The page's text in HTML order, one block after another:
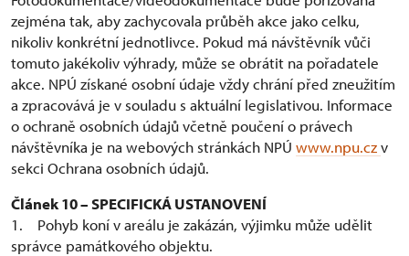
zejména tak, aby zachycovala průběh akce jako celku,
nikoliv konkrétní jednotlivce. Pokud má návštěvník vůči
tomuto jakékoliv výhrady, může se obrátit na pořadatele
akce. NPÚ získané osobní údaje vždy chrání před zneužitím
a zpracovává je v souladu s aktuální legislativou. Informace
o ochraně osobních údajů včetně poučení o právech
návštěvníka je na webových stránkách NPÚ www.npu.czv
sekci Ochrana osobních údajů.
Článek 10 – SPECIFICKÁ USTANOVENÍ
1. Pohyb koní v areálu je zakázán, výjimku může udělit
správce památkového objektu.